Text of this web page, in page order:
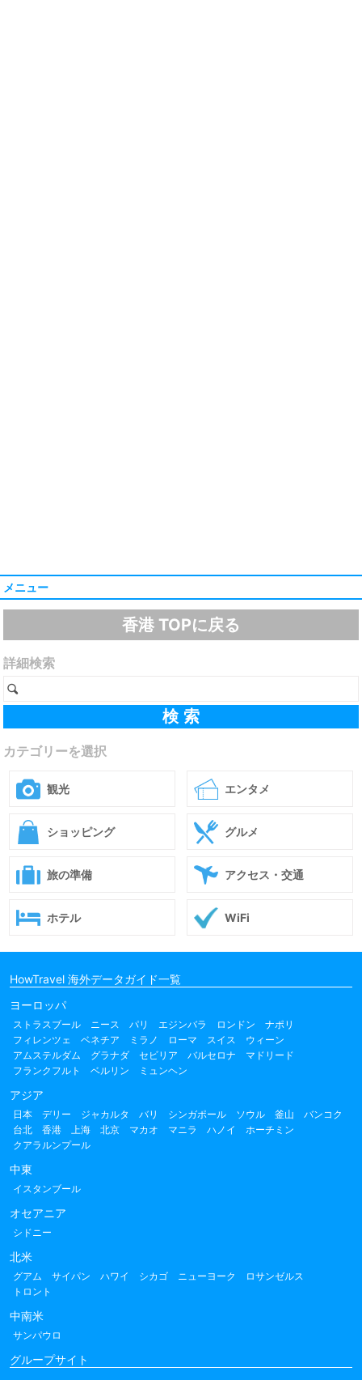
メニュー
香港 TOPに戻る
詳細検索
カテゴリーを選択
観光 エンタメ
ショッピング グルメ
旅の準備 アクセス・交通
ホテル WiFi
HowTravel 海外データガイド一覧
ヨーロッパ
ストラスブール ニース パリ エジンバラ ロンドン
ナポリ
フィレンツェ
ベネチア ミラノ ローマ スイス
ウィーン
アムステルダム
グラナダ セビリア バルセロナ
マドリード
フランクフルト
ベルリン ミュンヘン
アジア
日本 デリー ジャカルタ バリ シンガポール ソウル 釜山
バンコク
台北
香港 上海 北京 マカオ マニラ ハノイ
ホーチミン
クアラルンプール
中東
イスタンブール
オセアニア
シドニー
北米
グアム サイパン ハワイ シカゴ ニューヨーク
ロサンゼルス
トロント
中南米
サンパウロ
グループサイト